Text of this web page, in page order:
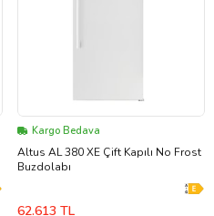
Kargo Bedava
Altus AL 380 XE Çift Kapılı No Frost
Buzdolabı
62.613 TL